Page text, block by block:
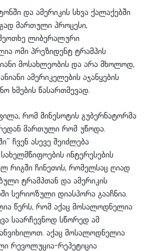
და ამერიკის სხვა ქალაქებში
მართული პროცესი,
ლიბერალური
ომი პრეზიდენტ ტრამპის
მოსახლეობის და არა მხოლოდ,
ამერიკელების აჯანყების
ხმების წასართმევად.
რომ მინესოტის გუბერნატორმა
მართული რომ უწოდა.
ჩვენ ასევე შეიძლება
ინტერესების
რიგში ჩინეთის, რომელსაც ღიად
ტრამპთან და ამერიკის
სერიოზული დიასპორა გააჩნია.
წერს, რომ აქაც მოსალოდნელია
საარჩევნოდ სწორედ ამ
აქაც მოსალოდნელია
რევოლუცია-რეპეტიცია